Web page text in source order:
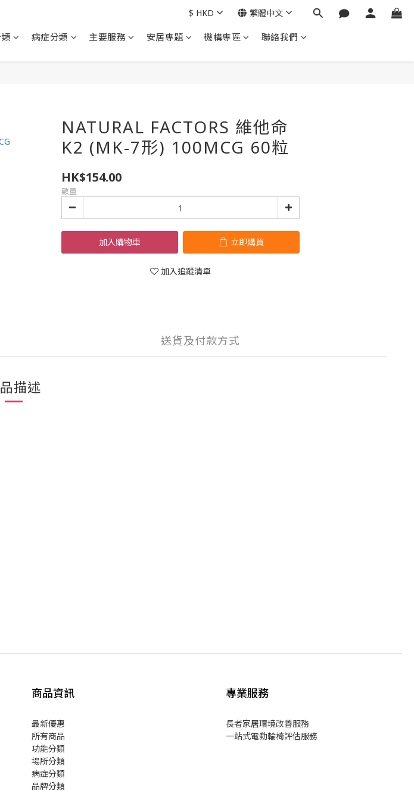
病症分類 主要服務 安居專題 機構專區 聯絡我們
$ HKD 繁體中文
NATURAL FACTORS 維他命
K2 (MK-7形) 100MCG 60粒
HK$154.00
數量
加入購物車 立即購買
加入追蹤清單
送貨及付款方式
描述
商品資訊
最新優惠
所有商品
功能分類
場所分類
病症分類
品牌分類
專業服務
長者家居環境改善服務
一站式電動輪椅評估服務